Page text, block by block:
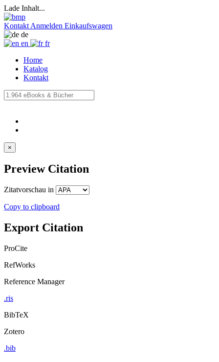
Lade Inhalt...
Kontakt Anmelden Einkaufswagen
de
en
fr
Home
Katalog
Kontakt
Export Citation